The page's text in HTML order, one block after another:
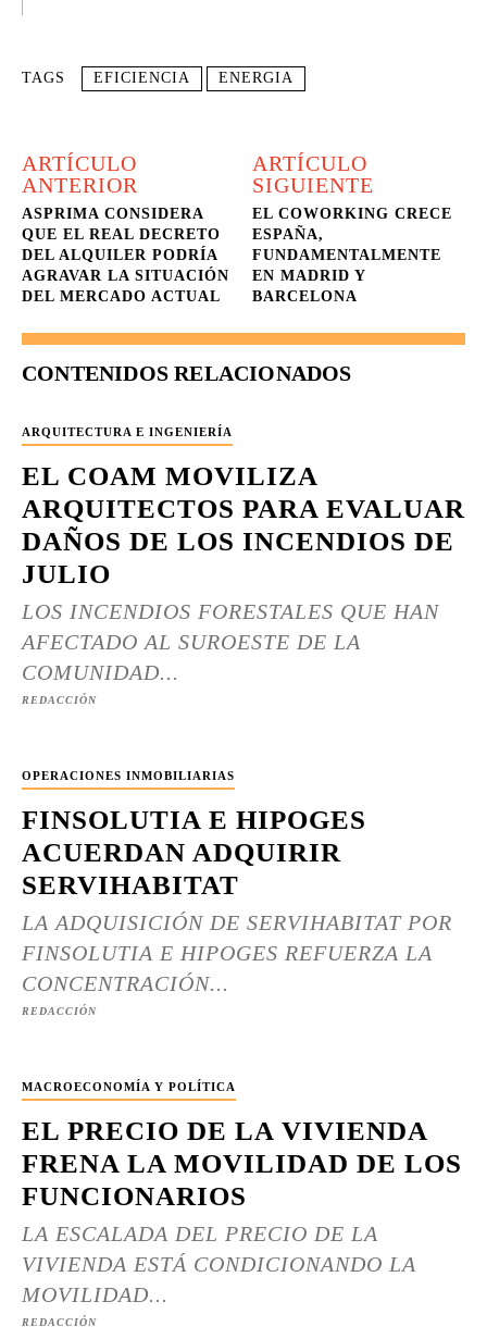
TAGS EFICIENCIA ENERGIA
ARTÍCULO
ANTERIOR
ASPRIMA CONSIDERA
QUE EL REAL DECRETO
DEL ALQUILER PODRÍA
AGRAVAR LA SITUACIÓN
DEL MERCADO ACTUAL
ARTÍCULO
SIGUIENTE
EL COWORKING CRECE
ESPAÑA,
FUNDAMENTALMENTE
EN MADRID Y
BARCELONA
CONTENIDOS RELACIONADOS
ARQUITECTURA E INGENIERÍA
EL COAM MOVILIZA
ARQUITECTOS PARA EVALUAR
DAÑOS DE LOS INCENDIOS DE
JULIO
LOS INCENDIOS FORESTALES QUE HAN
AFECTADO AL SUROESTE DE LA
COMUNIDAD...
REDACCIÓN
OPERACIONES INMOBILIARIAS
FINSOLUTIA E HIPOGES
ACUERDAN ADQUIRIR
SERVIHABITAT
LA ADQUISICIÓN DE SERVIHABITAT POR
FINSOLUTIA E HIPOGES REFUERZA LA
CONCENTRACIÓN...
REDACCIÓN
MACROECONOMÍA Y POLÍTICA
EL PRECIO DE LA VIVIENDA
FRENA LA MOVILIDAD DE LOS
FUNCIONARIOS
LA ESCALADA DEL PRECIO DE LA
VIVIENDA ESTÁ CONDICIONANDO LA
MOVILIDAD...
REDACCIÓN